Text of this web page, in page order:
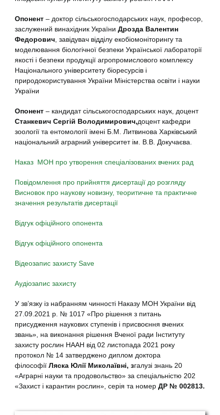
Опонент – доктор сільськогосподарських наук, професор,
заслужений винахідник України Дрозда Валентин
Федорович, завідувач відділу екобіомоніторингу та
моделювання біологічної безпеки Української лабораторії
якості і безпеки продукції агропромислового комплексу
Національного університету біоресурсів і
природокористування України Міністерства освіти і науки
України
Опонент – кандидат сільськогосподарських наук, доцент
Станкевич Сергій Володимирович,доцент кафедри
зоології та ентомології імені Б.М. Литвинова Харківський
національний аграрний університет ім. В.В. Докучаєва.
Наказ МОН про утворення спеціалізованих вчених рад
Повідомлення про прийняття дисертації до розгляду
Висновок про наукову новизну, теоритичне та практичне
значення результатів дисертації
Відгук офіційного опонента
Відгук офіційного опонента
Відеозапис захистуSave
Аудіозапис захисту
У зв’язку із набранням чинності Наказу МОН України від
27.09.2021 р. № 1017 «Про рішення з питань
присудження наукових ступенів і присвоєння вчених
звань», на виконання рішення Вченої ради Інституту
захисту рослин НААН від 02 листопада 2021 року
протокол № 14 затверджено диплом доктора
філософії Ляска Юлії Миколаївні, згалузі знань 20
«Аграрні науки та продовольство» за спеціальністю 202
«Захист і карантин рослин», серія та номер ДР № 002813.